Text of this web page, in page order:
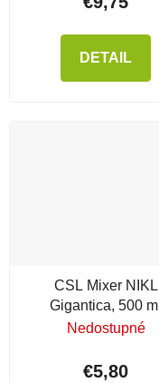
DETAIL
CSL Mixer NIKL
Gigantica, 500 ml
Nedostupné
€5,80